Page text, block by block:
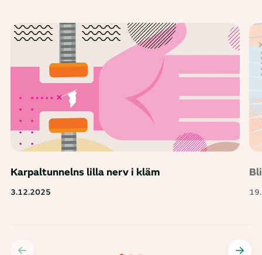
Karpaltunnelns lilla nerv i kläm
3.12.2025